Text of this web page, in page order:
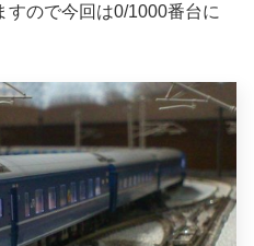
ので今回は0/1000番台に